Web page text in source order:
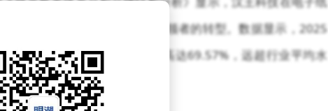
绩完成从行业挑战者到市场引领者的转型。数据显示，2025
年提升10.4个百分点，增速高达69.57%，远超行业平均水